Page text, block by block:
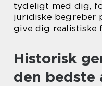
tydeligt med dig,
juridiske begreber
give dig realistiske
Historisk
den bedste